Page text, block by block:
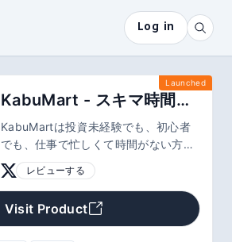
Log in
Launched
KabuMart - スキマ時間で生活に安心を。
KabuMartは投資未経験でも、初心者
でも、仕事で忙しくて時間がない方で
も誰でも株式投資ができるようになる
ためのサポートツールです。最新の決
算情報をスコアリングし、効率的かつ
網羅的に企業選定ができます。
レビューする
Visit Product